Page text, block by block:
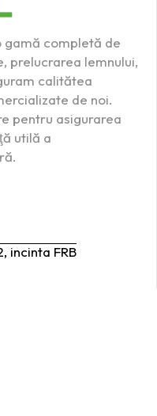
gamă completă de
prelucrarea lemnului,
calitătea
de noi.
pentru asigurarea
utilă a
incinta FRB